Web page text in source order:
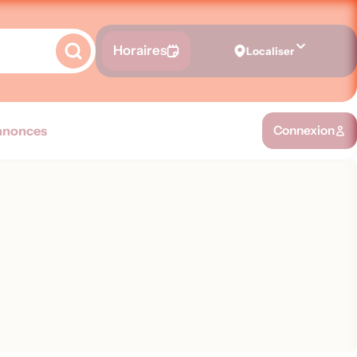
Horaires Localiser
Connexion